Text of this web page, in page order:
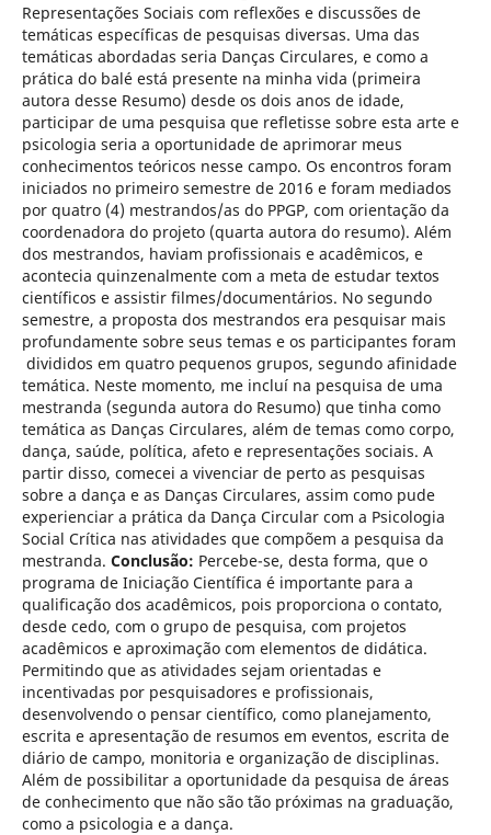
Representações Sociais com reflexões e discussões de
temáticas específicas de pesquisas diversas. Uma das
temáticas abordadas seria Danças Circulares, e como a
prática do balé está presente na minha vida (primeira
autora desse Resumo) desde os dois anos de idade,
participar de uma pesquisa que refletisse sobre esta arte e
psicologia seria a oportunidade de aprimorar meus
conhecimentos teóricos nesse campo. Os encontros foram
iniciados no primeiro semestre de 2016 e foram mediados
por quatro (4) mestrandos/as do PPGP, com orientação da
coordenadora do projeto (quarta autora do resumo). Além
dos mestrandos, haviam profissionais e acadêmicos, e
acontecia quinzenalmente com a meta de estudar textos
científicos e assistir filmes/documentários. No segundo
semestre, a proposta dos mestrandos era pesquisar mais
profundamente sobre seus temas e os participantes foram
divididos em quatro pequenos grupos, segundo afinidade
temática. Neste momento, me incluí na pesquisa de uma
mestranda (segunda autora do Resumo) que tinha como
temática as Danças Circulares, além de temas como corpo,
dança, saúde, política, afeto e representações sociais. A
partir disso, comecei a vivenciar de perto as pesquisas
sobre a dança e as Danças Circulares, assim como pude
experienciar a prática da Dança Circular com a Psicologia
Social Crítica nas atividades que compõem a pesquisa da
mestranda. Conclusão: Percebe-se, desta forma, que o
programa de Iniciação Científica é importante para a
qualificação dos acadêmicos, pois proporciona o contato,
desde cedo, com o grupo de pesquisa, com projetos
acadêmicos e aproximação com elementos de didática.
Permitindo que as atividades sejam orientadas e
incentivadas por pesquisadores e profissionais,
desenvolvendo o pensar científico, como planejamento,
escrita e apresentação de resumos em eventos, escrita de
diário de campo, monitoria e organização de disciplinas.
Além de possibilitar a oportunidade da pesquisa de áreas
de conhecimento que não são tão próximas na graduação,
como a psicologia e a dança.